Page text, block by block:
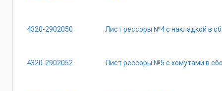
4320-2902050 Лист рессоры №4 с накладкой в
4320-2902052 Лист рессоры №5 с хомутами в